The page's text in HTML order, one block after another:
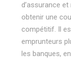
d’assurance
obtenir une
compétitif. Il
emprunteurs
les banques,